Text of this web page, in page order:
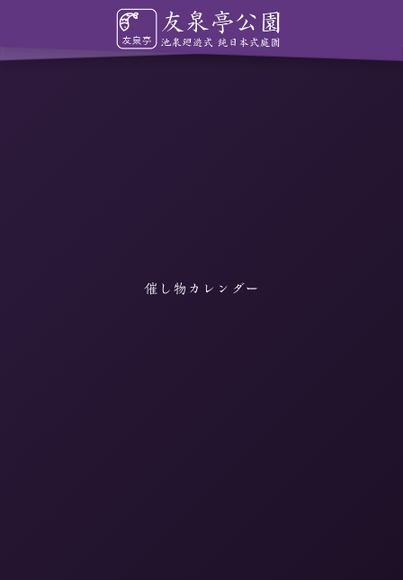
催し物カレンダー